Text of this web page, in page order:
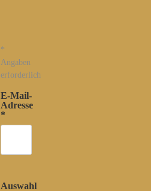
*
Angaben
erforderlich
E-Mail-
Adresse
*
Auswahl